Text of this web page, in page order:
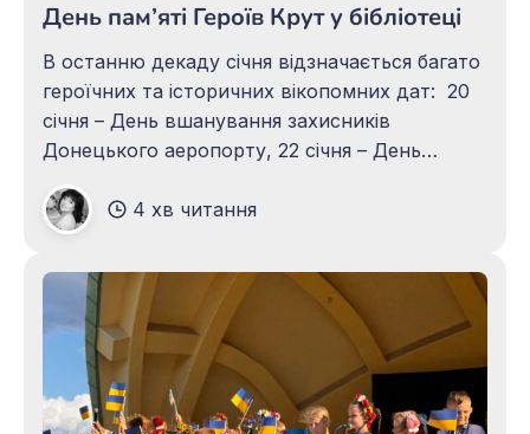
День пам’яті Героїв Крут у бібліотеці
В останню декаду січня відзначається багато
героїчних та історичних вікопомних дат: 20
січня – День вшанування захисників
Донецького аеропорту, 22 січня – День
зовнішньої розвідки України, 27 січня –
Міжнародний день пам’яті жертв Голокосту,
29 січня – День пам’яті Героїв Крут. Кожна із
цих дат вшановує героїв,
4 хв читання